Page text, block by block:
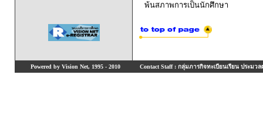
พ้นสภาพการเป็นนักศึกษา
Powered by Vision Net, 1995 - 2010 Contact Staff : กลุ่มภารกิจทะเบียนเรียน ประมวล